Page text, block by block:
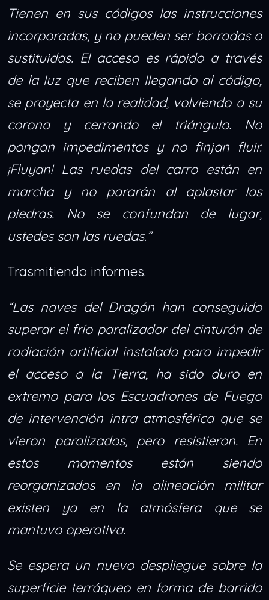
Tienen en sus códigos las instrucciones
incorporadas, y no pueden ser borradas o
sustituidas. El acceso es rápido a través
de la luz que reciben llegando al código,
se proyecta en la realidad, volviendo a su
corona y cerrando el triángulo. No
pongan impedimentos y no finjan fluir.
¡Fluyan! Las ruedas del carro están en
marcha y no pararán al aplastar las
piedras. No se confundan de lugar,
ustedes son las ruedas.”
Trasmitiendo informes.
“Las naves del Dragón han conseguido
superar el frío paralizador del cinturón de
radiación artificial instalado para impedir
el acceso a la Tierra, ha sido duro en
extremo para los Escuadrones de Fuego
de intervención intra atmosférica que se
vieron paralizados, pero resistieron. En
estos momentos están siendo
reorganizados en la alineación militar
existen ya en la atmósfera que se
mantuvo operativa.
Se espera un nuevo despliegue sobre la
superficie terráqueo en forma de barrido